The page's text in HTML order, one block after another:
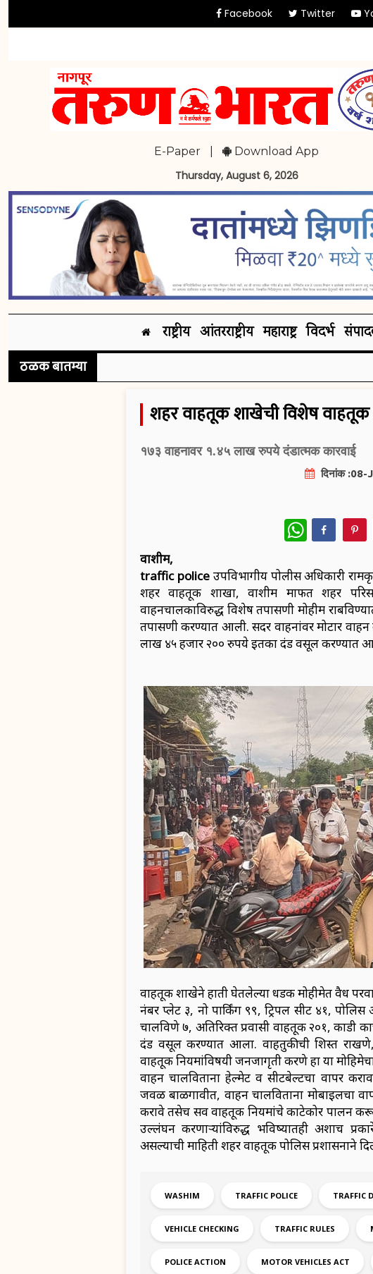
Facebook Twitter
E-Paper Download App
Thursday, August 6, 2026
राष्ट्रीय आंतरराष्ट्रीय महाराष्ट्र विदर्भ
ठळक बातम्या
शहर वाहतूक शाखेची विशेष वाहतूक
१७३ वाहनावर १.४५ लाख रुपये दंडात्मक कारवाई
दिनांक
WhatsApp
वाशीम,
traffic police उपविभागीय पोलीस अधिकारी
शहर वाहतूक शाखा, वाशीम मार्फत शहर
वाहनचालकाविरुद्ध विशेष तपासणी मोहीम
तपासणी करण्यात आली. सदर वाहनांवर मोटार
लाख ४५ हजार २०० रुपये इतका दंड वसूल करण्यात
वाहतूक शाखेने हाती घेतलेल्या धडक मोहीमेत वैध
नंबर प्लेट ३, नो पार्किंग ९९, ट्रिपल सीट ४१,
चालविणे ७, अतिरिक्त प्रवासी वाहतूक २०१, काडी
दंड वसूल करण्यात आला. वाहतुकीची शिस्त
वाहतूक नियमांविषयी जनजागृती करणे हा या
वाहन चालविताना हेल्मेट व सीटबेल्टचा वापर
जवळ बाळगावीत, वाहन चालविताना मोबाईलचा
करावे तसेच सर्व वाहतूक नियमांचे काटेकोर पालन
उल्लंघन करणार्‍यांविरुद्ध भविष्यातही अशाच
असल्याची माहिती शहर वाहतूक पोलिस प्रशासनाने
WASHIM TRAFFIC POLICE TRAFFIC
VEHICLE CHECKING TRAFFIC RULES
POLICE ACTION MOTOR VEHICLES ACT